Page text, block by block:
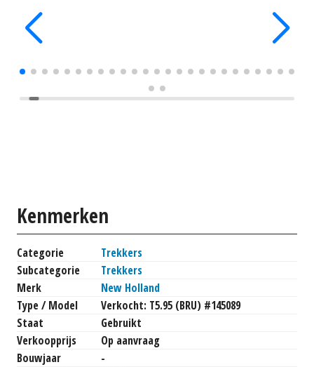
Kenmerken
Categorie
Trekkers
Subcategorie
Trekkers
Merk
New Holland
Type / Model
Verkocht: T5.95 (BRU) #145089
Staat
Gebruikt
Verkoopprijs
Op aanvraag
Bouwjaar
-